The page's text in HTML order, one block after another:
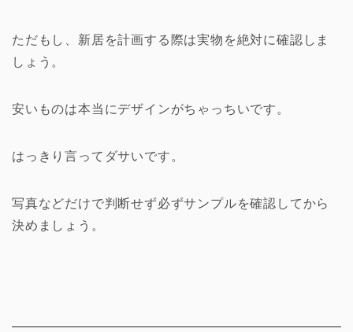
ただもし、新居を計画する際は実物を絶対に確認しま
しょう。
安いものは本当にデザインがちゃっちいです。
はっきり言ってダサいです。
写真などだけで判断せず必ずサンプルを確認してから
決めましょう。